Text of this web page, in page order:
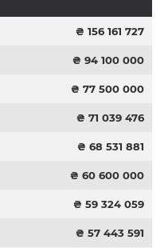
₴ 156 161 727
₴ 94 100 000
₴ 77 500 000
₴ 71 039 476
₴ 68 531 881
₴ 60 600 000
₴ 59 324 059
₴ 57 443 591